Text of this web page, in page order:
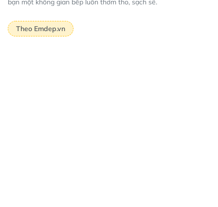
bạn một không gian bếp luôn thơm tho, sạch sẽ.
Theo Emdep.vn